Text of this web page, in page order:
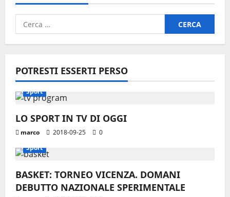
Ricerca
per:
POTRESTI ESSERTI PERSO
Sport
LO SPORT IN TV DI OGGI
marco 2018-09-25
0
Sport
BASKET: TORNEO VICENZA. DOMANI
DEBUTTO NAZIONALE SPERIMENTALE